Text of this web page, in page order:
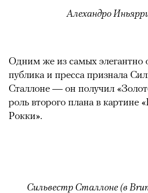
Алехандро
Одним же из самых элегантно
публика и пресса признала
Сталлоне — он получил
роль второго плана в картине
Рокки».
Сильвестр Сталлоне (в